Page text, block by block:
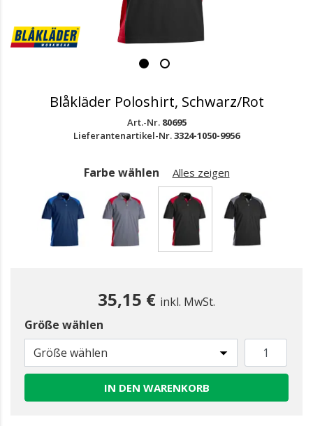
Blåkläder Poloshirt, Schwarz/Rot
Art.-Nr. 80695
Lieferantenartikel-Nr.3324-1050-9956
Farbe wählen Alles zeigen
35,15 € inkl. MwSt.
Größe wählen
Größe wählen
IN DEN WARENKORB